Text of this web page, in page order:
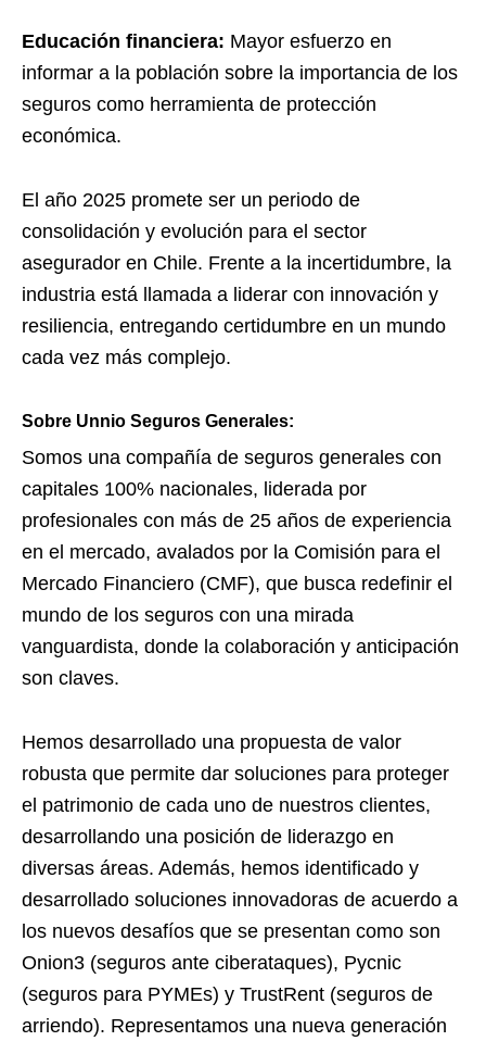
Educación financiera: Mayor esfuerzo en
informar a la población sobre la importancia de los
seguros como herramienta de protección
económica.
El año 2025 promete ser un periodo de
consolidación y evolución para el sector
asegurador en Chile. Frente a la incertidumbre, la
industria está llamada a liderar con innovación y
resiliencia, entregando certidumbre en un mundo
cada vez más complejo.
Sobre Unnio Seguros Generales:
Somos una compañía de seguros generales con
capitales 100% nacionales, liderada por
profesionales con más de 25 años de experiencia
en el mercado, avalados por la Comisión para el
Mercado Financiero (CMF), que busca redefinir el
mundo de los seguros con una mirada
vanguardista, donde la colaboración y anticipación
son claves.
Hemos desarrollado una propuesta de valor
robusta que permite dar soluciones para proteger
el patrimonio de cada uno de nuestros clientes,
desarrollando una posición de liderazgo en
diversas áreas. Además, hemos identificado y
desarrollado soluciones innovadoras de acuerdo a
los nuevos desafíos que se presentan como son
Onion3 (seguros ante ciberataques), Pycnic
(seguros para PYMEs) y TrustRent (seguros de
arriendo). Representamos una nueva generación